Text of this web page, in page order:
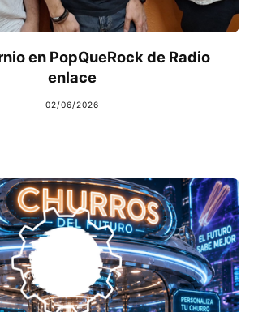
en PopQueRock de Radio
enlace
02/06/2026